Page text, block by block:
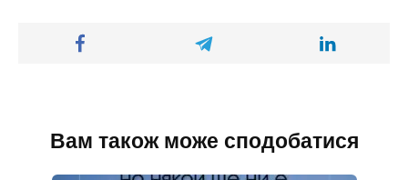
Вам також може сподобатися